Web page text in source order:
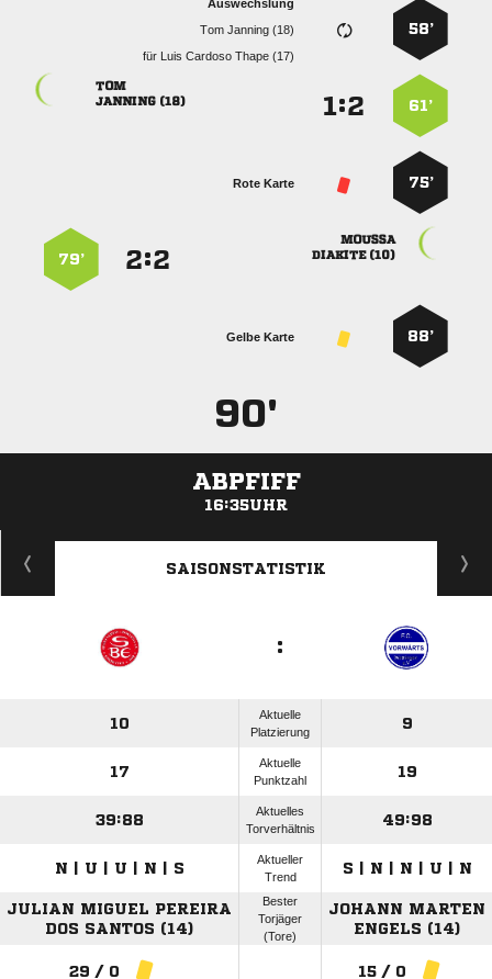
58’
Auswechslung
  
für    
61’
:

 
75’
Rote Karte

 
:
79’
88’
Gelbe Karte
90'
ABPFIFF
16:35UHR
ANZEIGE
SAISONSTATISTIK
:
10
Aktuelle
Platzierung
9
17
Aktuelle
Punktzahl
19
39:88
Aktuelles
Torverhältnis
49:98
N | U | U | N | S
Aktueller
Trend
S | N | N | U | N
JULIAN MIGUEL PEREIRA
DOS SANTOS (14)
Bester
Torjäger
(Tore)
JOHANN MARTEN
ENGELS (14)
29 / 0 15 / 0